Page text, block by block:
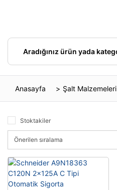
Anasayfa Şalt Malzemeleri
Stoktakiler